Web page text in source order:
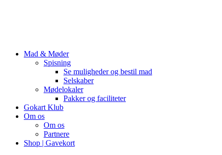
Mad & Møder
Spisning
Se muligheder og bestil mad
Selskaber
Mødelokaler
Pakker og faciliteter
Gokart Klub
Om os
Om os
Partnere
Shop | Gavekort